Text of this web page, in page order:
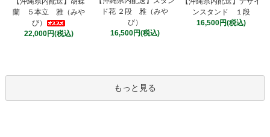
蘭 ５本立 雅（みや
び）
22,000円(税込)
ド花 ２段 雅（みや
び）
16,500円(税込)
ンスタンド １段
16,500円(税込)
もっと見る